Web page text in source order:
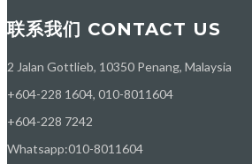
联系我们 CONTACT US
2 Jalan Gottlieb, 10350 Penang, Malaysia
+604-228 1604, 010-8011604
+604-228 7242
Whatsapp:010-8011604